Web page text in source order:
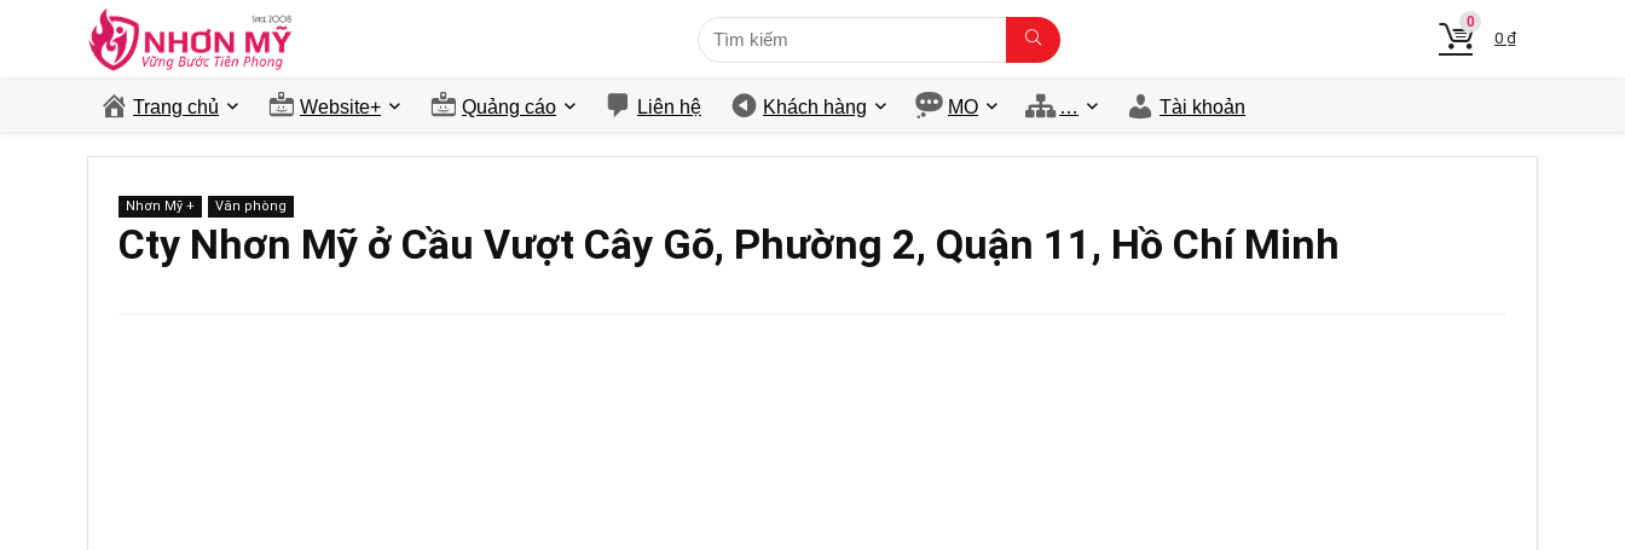
0
0 ₫
Trang chủ Website+ Quảng cáo Liên hệ Khách hàng MO … Tài khoản
Nhơn Mỹ + Văn phòng
Cty Nhơn Mỹ ở Cầu Vượt Cây Gõ, Phường 2, Quận 11, Hồ Chí Minh